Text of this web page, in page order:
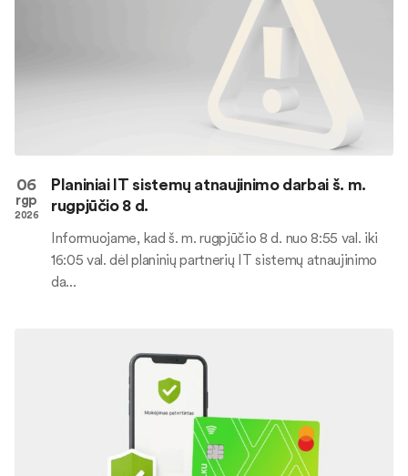
06
rgp
2026
Planiniai IT sistemų atnaujinimo darbai š. m.
rugpjūčio 8 d.
Informuojame, kad š. m. rugpjūčio 8 d. nuo 8:55 val. iki
16:05 val. dėl planinių partnerių IT sistemų atnaujinimo
da...